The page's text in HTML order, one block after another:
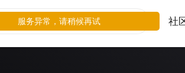
社
服务异常，请稍候再试